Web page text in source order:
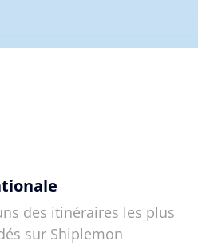
des itinéraires les plus
sur Shiplemon